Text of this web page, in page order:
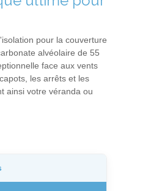
pour la couverture
alvéolaire de 55
face aux vents
les arrêts et les
ainsi votre véranda ou